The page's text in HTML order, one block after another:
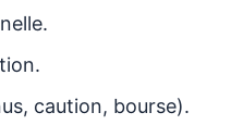
caution, bourse).